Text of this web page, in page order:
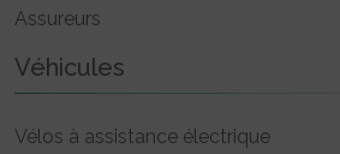
Assureurs
Véhicules
Vélos à assistance électrique